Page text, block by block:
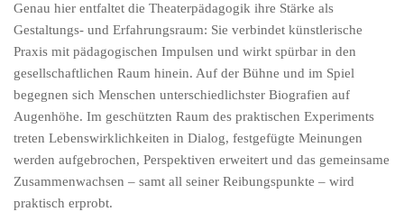
Genau hier entfaltet die Theaterpädagogik ihre Stärke als
Gestaltungs- und Erfahrungsraum: Sie verbindet künstlerische
Praxis mit pädagogischen Impulsen und wirkt spürbar in den
gesellschaftlichen Raum hinein. Auf der Bühne und im Spiel
begegnen sich Menschen unterschiedlichster Biografien auf
Augenhöhe. Im geschützten Raum des praktischen Experiments
treten Lebenswirklichkeiten in Dialog, festgefügte Meinungen
werden aufgebrochen, Perspektiven erweitert und das gemeinsame
Zusammenwachsen – samt all seiner Reibungspunkte – wird
praktisch erprobt.